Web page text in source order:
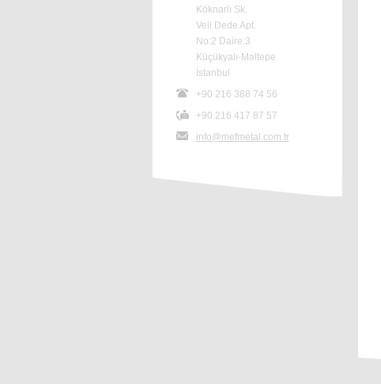
Köknarlı Sk.
Veli Dede Apt.
No:2 Daire:3
Küçükyalı-Maltepe
İstanbul
+90 216 388 74 56
+90 216 417 87 57
info@mefmetal.com.tr